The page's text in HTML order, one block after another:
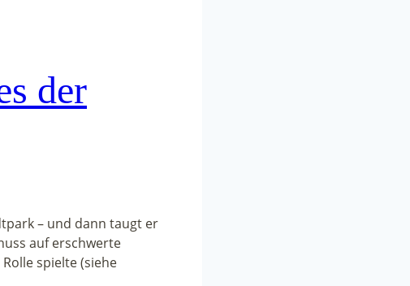
der
– und dann taugt er
auf erschwerte
spielte (siehe